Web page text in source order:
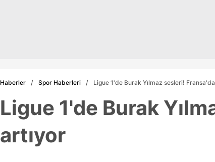
Haberler Spor Haberleri Ligue 1'de Burak Yılmaz sesleri!
Ligue 1'de Burak
artıyor